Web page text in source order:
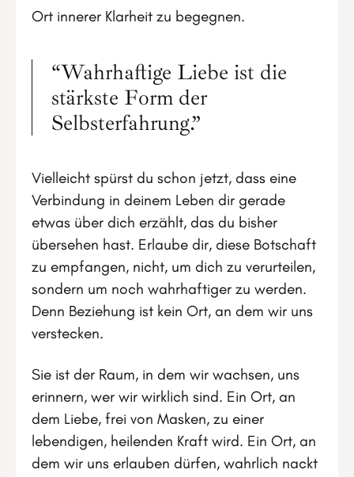
Ort innerer Klarheit zu begegnen.
“Wahrhaftige Liebe ist die
stärkste Form der
Selbsterfahrung.”
Vielleicht spürst du schon jetzt, dass eine
Verbindung in deinem Leben dir gerade
etwas über dich erzählt, das du bisher
übersehen hast. Erlaube dir, diese Botschaft
zu empfangen, nicht, um dich zu verurteilen,
sondern um noch wahrhaftiger zu werden.
Denn Beziehung ist kein Ort, an dem wir uns
verstecken.
Sie ist der Raum, in dem wir wachsen, uns
erinnern, wer wir wirklich sind. Ein Ort, an
dem Liebe, frei von Masken, zu einer
lebendigen, heilenden Kraft wird. Ein Ort, an
dem wir uns erlauben dürfen, wahrlich nackt